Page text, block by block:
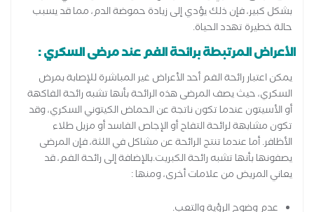
بشكل كبير، فإن ذلك يؤدي إلى زيادة حموضة الدم، مما قد يسبب
حالة خطيرة تهدد الحياة.
الأعراض المرتبطة برائحة الفم عند مرضى السكري :
يمكن اعتبار رائحة الفم أحد الأعراض غير المباشرة للإصابة بمرض
السكري، حيث يصف المرضى هذه الرائحة بأنها تشبه رائحة الفاكهة
أو الأسيتون عندما تكون ناتجة عن الحماض الكيتوني السكري، وقد
تكون مشابهة لرائحة التفاح أو الإجاص الفاسد أو مزيل طلاء
الأظافر. أما عندما تنتج الرائحة عن مشاكل في اللثة، فإن المرضى
يصفونها بأنها تشبه رائحة الكبريت.بالإضافة إلى رائحة الفم، قد
يعاني المريض من علامات أخرى، ومنها :